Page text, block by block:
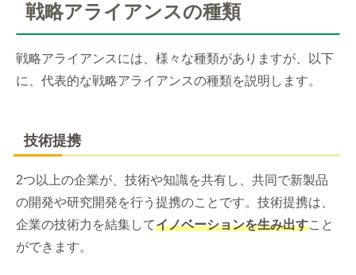
戦略アライアンスの種類
戦略アライアンスには、様々な種類がありますが、以下
に、代表的な戦略アライアンスの種類を説明します。
技術提携
2つ以上の企業が、技術や知識を共有し、共同で新製品
の開発や研究開発を行う提携のことです。技術提携は、
企業の技術力を結集してイノベーションを生み出すこと
ができます。